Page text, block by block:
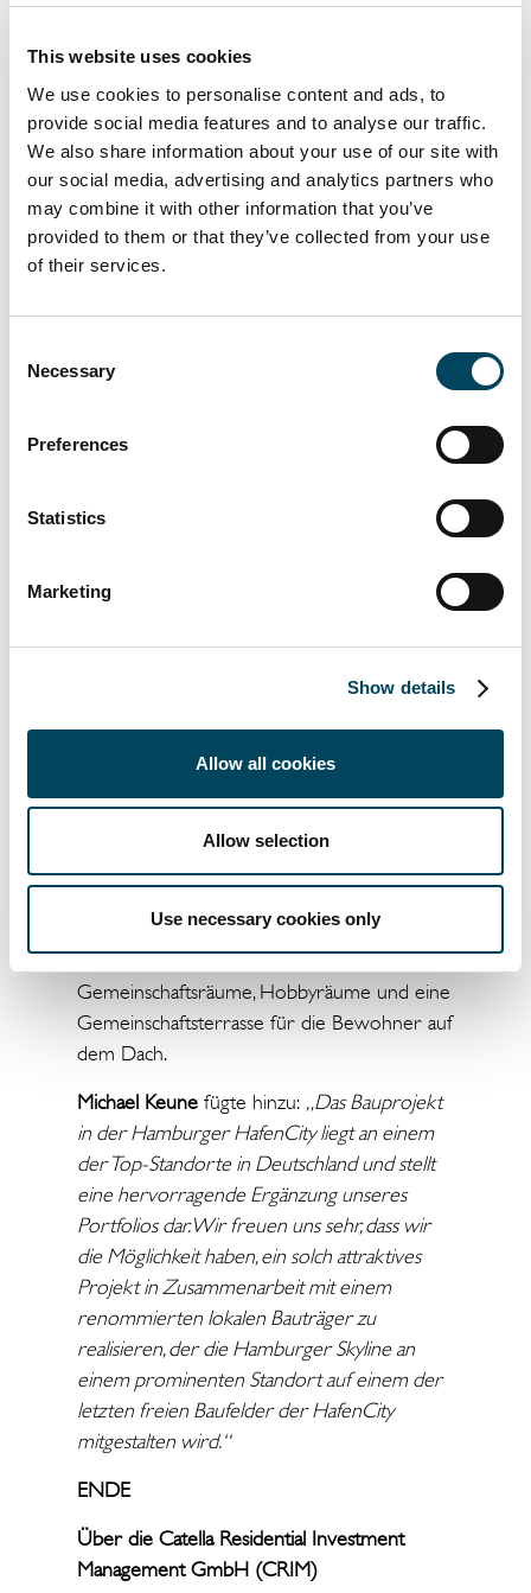
This website uses cookies
We use cookies to personalise content and ads, to
provide social media features and to analyse our traffic.
We also share information about your use of our site with
our social media, advertising and analytics partners who
may combine it with other information that you’ve
provided to them or that they’ve collected from your use
of their services.
Selection
Necessary
Preferences
Statistics
Marketing
Show details
Allow all cookies
Allow selection
Use necessary cookies only
bestehende Immobilien im sozialen
Wohnungsbausektor in Vitoria, der
Hauptstadt der autonomen spanischen
Region Baskenland, für 51 Mio. Euro. Vitoria
ist mit über 250.000 Einwohnern das
wirtschaftliche und kulturelle Zentrum der
Wohnungen, in dem die Nachfrage nach
Bei den fast 500 Wohnungen handelt es sich
zwischen 60 m² und 90 m², die vollständig
In der Hamburger HafenCity im Quartier
40 Mio. Euro ein schlüsselfertiges Bauprojekt
von der Garbe Immobilien-Projekte GmbH
Gebäude mit 15 staatlich geförderten und
60 frei finanzierten Einheiten basiert auf
einem modernen Design, das im Rahmen
eines Architektenwettbewerbs ausgewählt
Wohnungen basiert auf einem Co-Living-
Konzept und umfasst große
Gemeinschaftsräume, Hobbyräume und eine
Gemeinschaftsterrasse für die Bewohner auf
dem Dach.
Michael Keune fügte hinzu: „Das Bauprojekt
in der Hamburger HafenCity liegt an einem
der Top-Standorte in Deutschland und stellt
eine hervorragende Ergänzung unseres
Portfolios dar. Wir freuen uns sehr, dass wir
die Möglichkeit haben, ein solch attraktives
Projekt in Zusammenarbeit mit einem
renommierten lokalen Bauträger zu
realisieren, der die Hamburger Skyline an
einem prominenten Standort auf einem der
letzten freien Baufelder der HafenCity
mitgestalten wird.“
ENDE
Über die Catella Residential Investment
Management GmbH (CRIM)